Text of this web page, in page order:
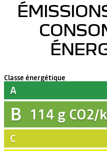
Classe énergétique
A
B 114 g CO2/
C